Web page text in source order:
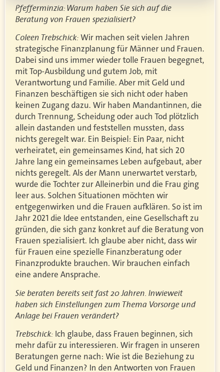
Pfefferminzia: Warum haben Sie sich auf die
Beratung von Frauen spezialisiert?
Coleen Trebschick:Wir machen seit vielen Jahren
strategische Finanzplanung für Männer und Frauen.
Dabei sind uns immer wieder tolle Frauen begegnet,
mit Top-Ausbildung und gutem Job, mit
Verantwortung und Familie. Aber mit Geld und
Finanzen beschäftigen sie sich nicht oder haben
keinen Zugang dazu. Wir haben Mandantinnen, die
durch Trennung, Scheidung oder auch Tod plötzlich
allein dastanden und feststellen mussten, dass
nichts geregelt war. Ein Beispiel: Ein Paar, nicht
verheiratet, ein gemeinsames Kind, hat sich 20
Jahre lang ein gemeinsames Leben aufgebaut, aber
nichts geregelt. Als der Mann unerwartet verstarb,
wurde die Tochter zur Alleinerbin und die Frau ging
leer aus. Solchen Situationen möchten wir
entgegenwirken und die Frauen aufklären. So ist im
Jahr 2021 die Idee entstanden, eine Gesellschaft zu
gründen, die sich ganz konkret auf die Beratung von
Frauen spezialisiert. Ich glaube aber nicht, dass wir
für Frauen eine spezielle Finanzberatung oder
Finanzprodukte brauchen. Wir brauchen einfach
eine andere Ansprache.
Sie beraten bereits seit fast 20 Jahren. Inwieweit
haben sich Einstellungen zum Thema Vorsorge und
Anlage bei Frauen verändert?
Trebschick: Ich glaube, dass Frauen beginnen, sich
mehr dafür zu interessieren. Wir fragen in unseren
Beratungen gerne nach: Wie ist die Beziehung zu
Geld und Finanzen? In den Antworten von Frauen